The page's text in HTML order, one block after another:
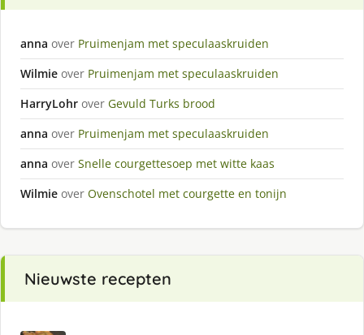
anna over Pruimenjam met speculaaskruiden
Wilmie over Pruimenjam met speculaaskruiden
HarryLohr over Gevuld Turks brood
anna over Pruimenjam met speculaaskruiden
anna over Snelle courgettesoep met witte kaas
Wilmie over Ovenschotel met courgette en tonijn
Nieuwste recepten